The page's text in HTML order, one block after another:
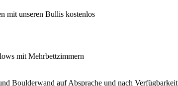
mit unseren Bullis kostenlos
mit Mehrbettzimmern
Boulderwand auf Absprache und nach Verfügbarkeit